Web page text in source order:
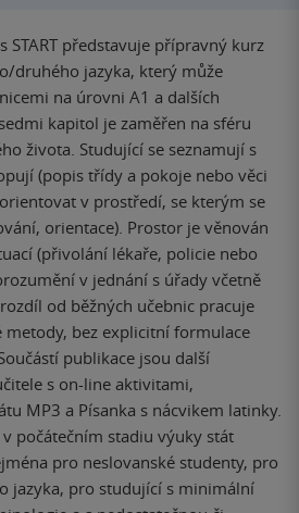
START představuje přípravný kurz
druhého jazyka, který může
na úrovni A1 a dalších
kapitol je zaměřen na sféru
života. Studující se seznamují s
(popis třídy a pokoje nebo věci
v prostředí, se kterým se
orientace). Prostor je věnován
(přivolání lékaře, policie nebo
v jednání s úřady včetně
od běžných učebnic pracuje
bez explicitní formulace
publikace jsou další
s on-line aktivitami,
MP3 a Písanka s nácvikem latinky.
počátečním stadiu výuky stát
pro neslovanské studenty, pro
jazyka, pro studující s minimální